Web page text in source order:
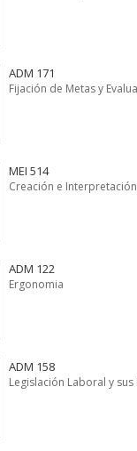
ADM 171
Fijación de Metas y
MEI 514
Creación e
ADM 122
Ergonomia
ADM 158
Legislación Laboral y